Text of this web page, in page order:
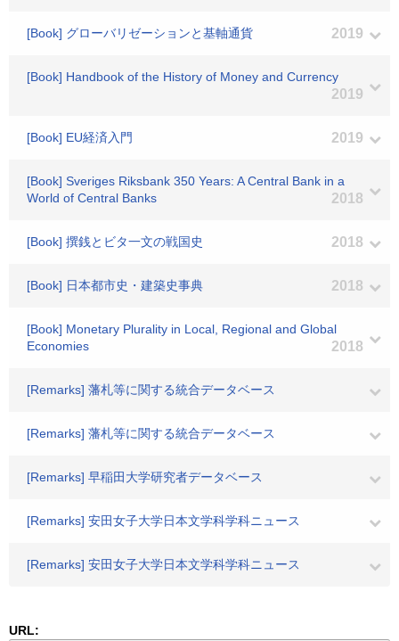
[Book] グローバリゼーションと基軸通貨 2019
[Book] Handbook of the History of Money and Currency
2019
[Book] EU経済入門 2019
[Book] Sveriges Riksbank 350 Years: A Central Bank in a
World of Central Banks
2018
[Book] 撰銭とビタ一文の戦国史 2018
[Book] 日本都市史・建築史事典 2018
[Book] Monetary Plurality in Local, Regional and Global
Economies
2018
[Remarks] 藩札等に関する統合データベース
[Remarks] 藩札等に関する統合データベース
[Remarks] 早稲田大学研究者データベース
[Remarks] 安田女子大学日本文学科学科ニュース
[Remarks] 安田女子大学日本文学科学科ニュース
URL: